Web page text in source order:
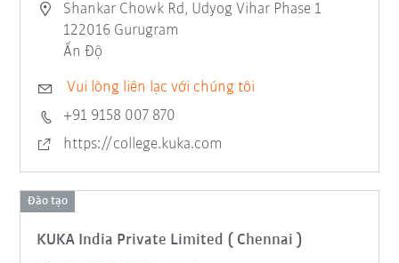
Shankar Chowk Rd, Udyog Vihar Phase 1
122016 Gurugram
Ấn Độ
Vui lòng liên lạc với chúng tôi
+91 9158 007 870
https://college.kuka.com
Đào tạo
KUKA India Private Limited ( Chennai )